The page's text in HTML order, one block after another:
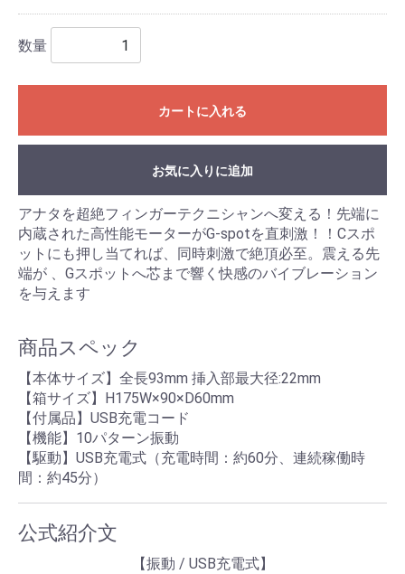
数量
カートに入れる
お気に入りに追加
アナタを超絶フィンガーテクニシャンへ変える！先端に
内蔵された高性能モーターがG-spotを直刺激！！Cスポ
ットにも押し当てれば、同時刺激で絶頂必至。震える先
端が 、Gスポットへ芯まで響く快感のバイブレーション
を与えます
商品スペック
【本体サイズ】全長93mm 挿入部最大径:22mm
【箱サイズ】H175W×90×D60mm
【付属品】USB充電コード
【機能】10パターン振動
【駆動】USB充電式（充電時間：約60分、連続稼働時
間：約45分）
公式紹介文
【振動 / USB充電式】